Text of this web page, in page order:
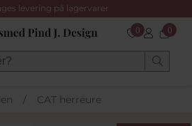
levering på lagervarer
0 0
/ CAT herreure